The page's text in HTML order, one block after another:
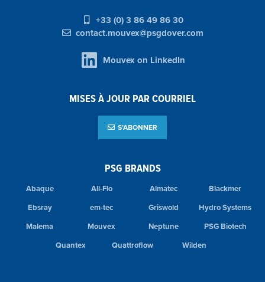
PSG BRANDS
Abaque All-Flo Almatec
Blackmer
Ebsray
em-tec Griswold
Hydro Systems
Malema
Mouvex Neptune
PSG Biotech
Quantex
Quattroflow Wilden
+33 (0) 3 86 49 86 30
contact.mouvex@psgdover.com
Mouvex on LinkedIn
MISES À JOUR PAR COURRIEL
S’ABONNER